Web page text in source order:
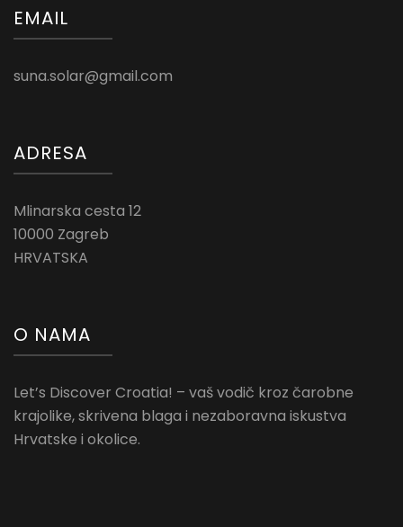
EMAIL
suna.solar@gmail.com
ADRESA
Mlinarska cesta 12
10000 Zagreb
HRVATSKA
O NAMA
Let’s Discover Croatia! – vaš vodič kroz čarobne
krajolike, skrivena blaga i nezaboravna iskustva
Hrvatske i okolice.